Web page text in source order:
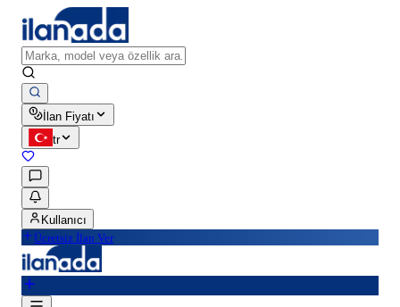
İlan Fiyatı
tr
Kullanıcı
Ücretsiz İlan Ver